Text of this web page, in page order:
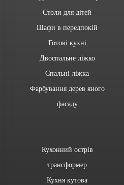
Столи для дітей
Шафи в передпокій
Готові кухні
Двоспальне ліжко
Спальні ліжка
Фарбування дерев яного
фасаду
Кухонний острів
трансформер
Кухня кутова